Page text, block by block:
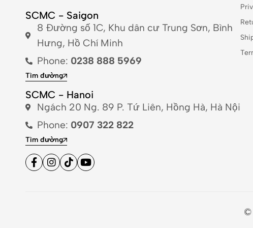
SCMC - Saigon
8 Đường số 1C, Khu dân cư Trung Sơn, Bình
Hưng, Hồ Chí Minh
Phone: 0238 888 5969
Tìm đường
SCMC - Hanoi
Ngách 20 Ng. 89 P. Tứ Liên, Hồng Hà, Hà Nội
Phone: 0907 322 822
Tìm đường
©